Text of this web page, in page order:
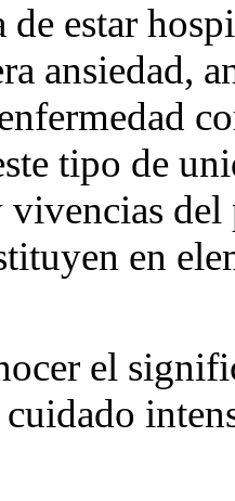
de estar
ansiedad,
tipo de
del
en
el